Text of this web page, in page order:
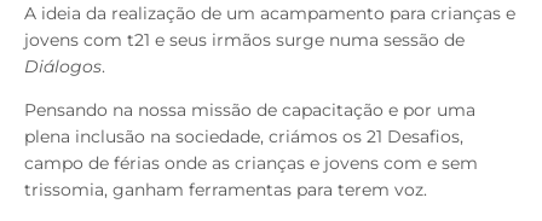
A ideia da realização de um acampamento para crianças e
jovens com t21 e seus irmãos surge numa sessão de
Diálogos.
Pensando na nossa missão de capacitação e por uma
plena inclusão na sociedade, criámos os 21 Desafios,
campo de férias onde as crianças e jovens com e sem
trissomia, ganham ferramentas para terem voz.